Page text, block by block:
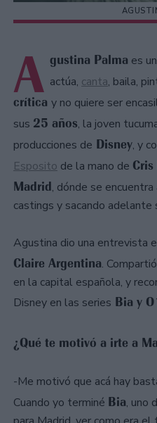
A gustina Palma es
actúa, canta, baila,
crítica y no quiere ser
sus 25 años, la joven
producciones de Disney, y
Esposito de la mano de
Madrid, dónde se
castings y sacando adelante
Agustina dio una entrevista
Claire Argentina.
en la capital española, y
Disney en las series Bia y
¿Qué te motivó a irte a
-Me motivó que acá hay
Cuando yo terminé Bia, uno